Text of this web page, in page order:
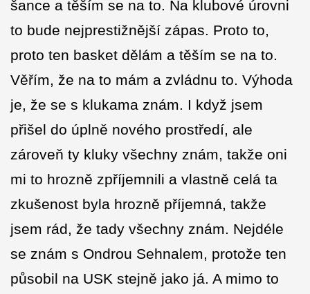
šance a těším se na to. Na klubové úrovni
to bude nejprestižnější zápas. Proto to,
proto ten basket dělám a těším se na to.
Věřím, že na to mám a zvládnu to. Výhoda
je, že se s klukama znám. I když jsem
přišel do úplně nového prostředí, ale
zároveň ty kluky všechny znám, takže oni
mi to hrozně zpříjemnili a vlastně celá ta
zkušenost byla hrozně příjemná, takže
jsem rád, že tady všechny znám. Nejdéle
se znám s Ondrou Sehnalem, protože ten
působil na USK stejně jako já. A mimo to